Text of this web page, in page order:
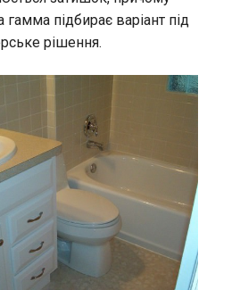
підбирає варіант під
рішення.